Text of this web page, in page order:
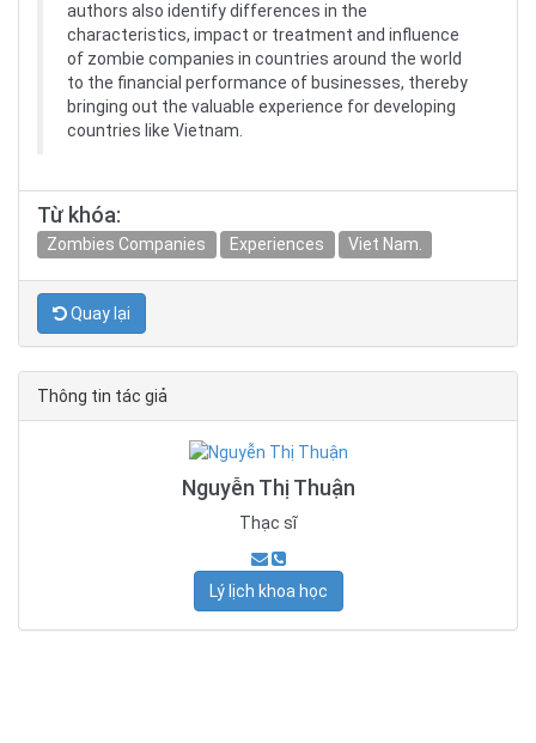
authors also identify differences in the
characteristics, impact or treatment and influence
of zombie companies in countries around the world
to the financial performance of businesses, thereby
bringing out the valuable experience for developing
countries like Vietnam.
Từ khóa:
Zombies Companies Experiences Viet Nam.
Quay lại
Thông tin tác giả
Nguyễn Thị Thuận
Thạc sĩ
Lý lịch khoa học